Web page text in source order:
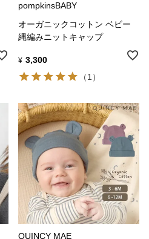
pompkinsBABY
オーガニックコットン ベビー
縄編みニットキャップ
¥ 3,300
（1）
QUINCY MAE